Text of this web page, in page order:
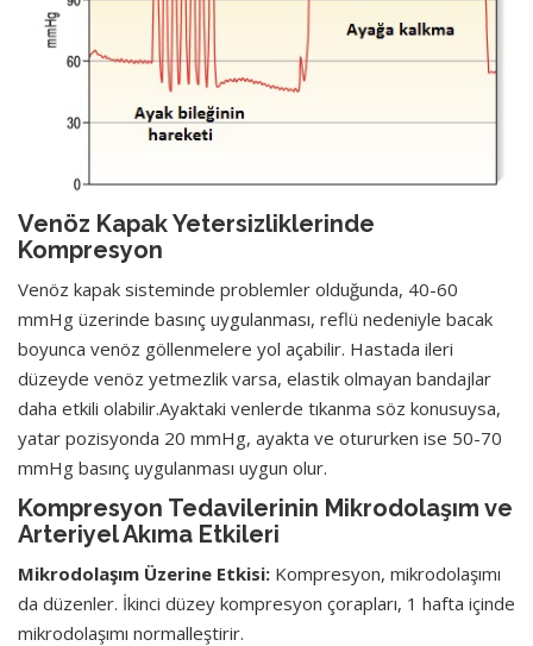
Venöz Kapak Yetersizliklerinde
Kompresyon
Venöz kapak sisteminde problemler olduğunda, 40-60
mmHg üzerinde basınç uygulanması, reflü nedeniyle bacak
boyunca venöz göllenmelere yol açabilir. Hastada ileri
düzeyde venöz yetmezlik varsa, elastik olmayan bandajlar
daha etkili olabilir.Ayaktaki venlerde tıkanma söz konusuysa,
yatar pozisyonda 20 mmHg, ayakta ve otururken ise 50-70
mmHg basınç uygulanması uygun olur.
Kompresyon Tedavilerinin Mikrodolaşım ve
Arteriyel Akıma Etkileri
Mikrodolaşım Üzerine Etkisi: Kompresyon, mikrodolaşımı
da düzenler. İkinci düzey kompresyon çorapları, 1 hafta içinde
mikrodolaşımı normalleştirir.